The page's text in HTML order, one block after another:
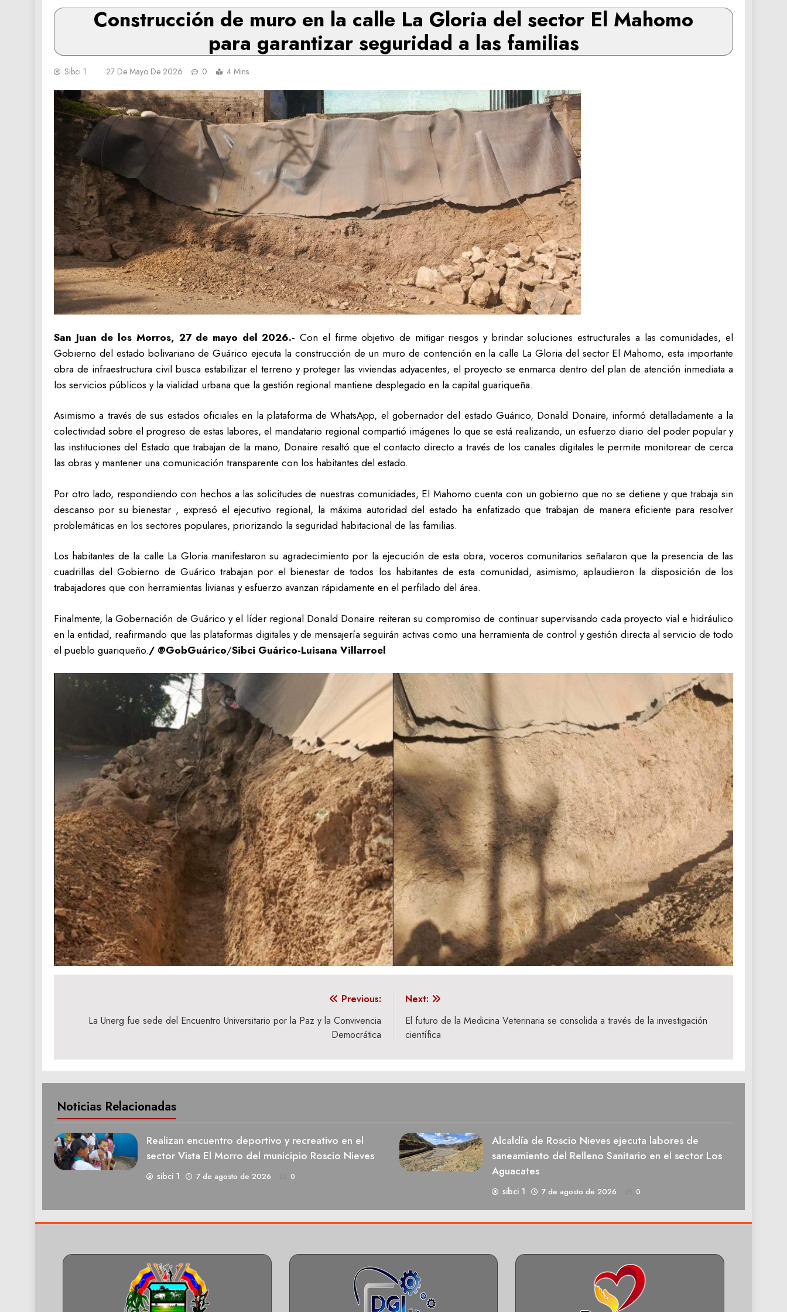
Construcción de muro en la calle La Gloria del sector El Mahomo
para garantizar seguridad a las familias
Sibci 1 27 De Mayo De 2026 0 4 Mins
San Juan de los Morros, 27 de mayo del 2026.-Con el firme objetivo de mitigar riesgos y brindar soluciones estructurales a las comunidades, el
Gobierno del estado bolivariano de Guárico ejecuta la construcción de un muro de contención en la calle La Gloria del sector El Mahomo, esta importante
obra de infraestructura civil busca estabilizar el terreno y proteger las viviendas adyacentes, el proyecto se enmarca dentro del plan de atención inmediata a
los servicios públicos y la vialidad urbana que la gestión regional mantiene desplegado en la capital guariqueña.
Asimismo a través de sus estados oficiales en la plataforma de WhatsApp, el gobernador del estado Guárico, Donald Donaire, informó detalladamente a la
colectividad sobre el progreso de estas labores, el mandatario regional compartió imágenes lo que se está realizando, un esfuerzo diario del poder popular y
las instituciones del Estado que trabajan de la mano, Donaire resaltó que el contacto directo a través de los canales digitales le permite monitorear de cerca
las obras y mantener una comunicación transparente con los habitantes del estado.
Por otro lado, respondiendo con hechos a las solicitudes de nuestras comunidades, El Mahomo cuenta con un gobierno que no se detiene y que trabaja sin
descanso por su bienestar , expresó el ejecutivo regional, la máxima autoridad del estado ha enfatizado que trabajan de manera eficiente para resolver
problemáticas en los sectores populares, priorizando la seguridad habitacional de las familias.
Los habitantes de la calle La Gloria manifestaron su agradecimiento por la ejecución de esta obra, voceros comunitarios señalaron que la presencia de las
cuadrillas del Gobierno de Guárico trabajan por el bienestar de todos los habitantes de esta comunidad, asimismo, aplaudieron la disposición de los
trabajadores que con herramientas livianas y esfuerzo avanzan rápidamente en el perfilado del área.
Finalmente, la Gobernación de Guárico y el líder regional Donald Donaire reiteran su compromiso de continuar supervisando cada proyecto vial e hidráulico
en la entidad, reafirmando que las plataformas digitales y de mensajería seguirán activas como una herramienta de control y gestión directa al servicio de todo
el pueblo guariqueño./ @GobGuárico/Sibci Guárico-Luisana Villarroel
Previous:
La Unerg fue sede del Encuentro Universitario por la Paz y la Convivencia
Democrática
Next:
El futuro de la Medicina Veterinaria se consolida a través de la investigación
científica
Noticias Relacionadas
Realizan encuentro deportivo y recreativo en el
sector Vista El Morro del municipio Roscio Nieves
sibci 1 7 de agosto de 2026 0
Alcaldía de Roscio Nieves ejecuta labores de
saneamiento del Relleno Sanitario en el sector Los
Aguacates
sibci 1 7 de agosto de 2026 0